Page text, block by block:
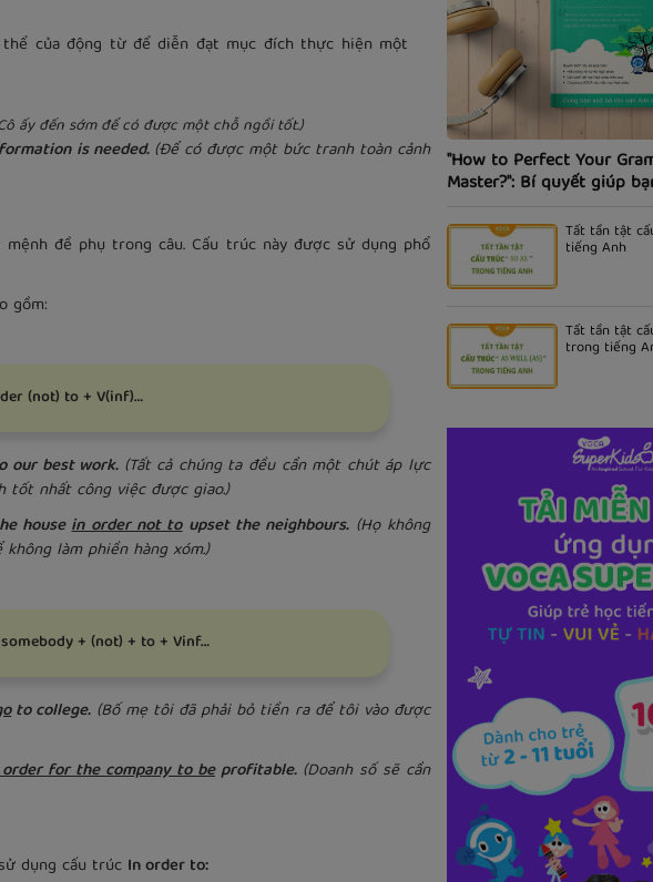
thể của động từ để diễn đạt mục đích thực hiện một
ấy đến sớm để có được một chỗ ngồi tốt.)
is needed.(Để có được một bức tranh toàn cảnh
đề phụ trong câu. Cấu trúc này được sử dụng phổ
gồm:
(not) to + V(inf)…
our best work. (Tất cả chúng ta đều cần một chút áp lực
tốt nhất công việc được giao.)
housein order not toupset the neighbours. (Họ không
làm phiền hàng xóm.)
+ (not) + to + Vinf…
to college. (Bố mẹ tôi đã phải bỏ tiền ra để tôi vào được
for the company to beprofitable. (Doanh số sẽ cần
dụng cấu trúc In order to:
"How to Perfect Your
Master?": Bí quyết giúp
Tất tần tật
tiếng Anh
Tất tần tật
trong tiếng